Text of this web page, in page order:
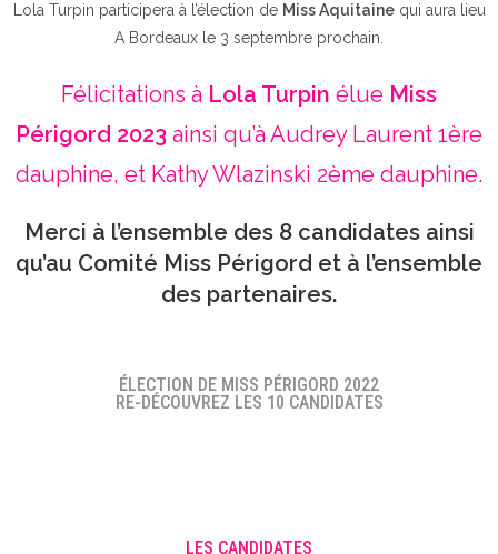
Lola Turpin participera à l’élection de Miss Aquitainequi aura lieu
A Bordeaux le 3 septembre prochain.
Félicitations à Lola Turpin élue Miss
Périgord 2023 ainsi qu’à Audrey Laurent 1ère
dauphine, et Kathy Wlazinski 2ème dauphine.
Merci à l’ensemble des 8 candidates ainsi
qu’au Comité Miss Périgord et à l’ensemble
des partenaires.
ÉLECTION DE MISS PÉRIGORD 2022
RE-DÉCOUVREZ LES 10 CANDIDATES
LES CANDIDATES